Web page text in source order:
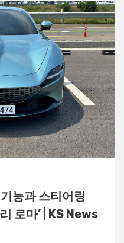
능과 스티어링
로마’ | KS News